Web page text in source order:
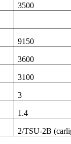
3500
9150
3600
3100
3
1.4
2/TSU-2B